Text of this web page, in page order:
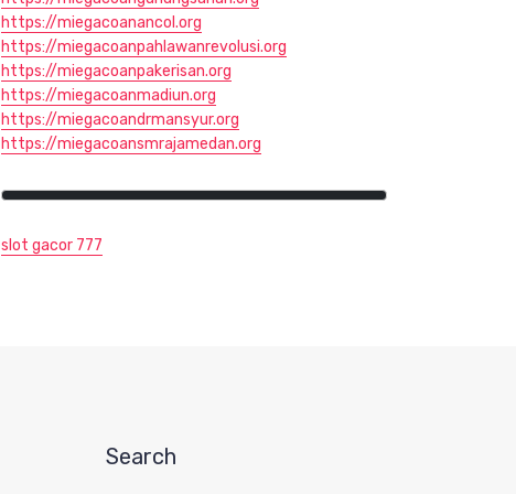
https://miegacoanancol.org
https://miegacoanpahlawanrevolusi.org
https://miegacoanpakerisan.org
https://miegacoanmadiun.org
https://miegacoandrmansyur.org
https://miegacoansmrajamedan.org
slot gacor 777
Search